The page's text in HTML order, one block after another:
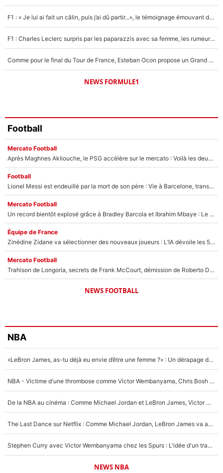
F1 : « Je lui ai fait un câlin, puis j’ai dû partir...», le témoignage émouvant de Max Verstappen sur sa fille
F1 : Charles Leclerc surpris par les paparazzis avec sa femme, les rumeurs étaient vraies !
Comme pour le final du Tour de France, Esteban Ocon propose un Grand Prix de Formule 1 à Paris : «Autour de l’Arc de Triomphe, ce serait génial» !
NEWS FORMULE1
Football
Mercato Football
Après Maghnes Akliouche, le PSG accèlère sur le mercato : Voilà les deux nouvelles recrues qui vont signer la semaine prochaine ?
Football
Lionel Messi est endeuillé par la mort de son père : Vie à Barcelone, transfert au PSG... voilà comment Jorge Messi a joué un rôle essentiel dans sa carrière !
Mercato Football
Un record bientôt explosé grâce à Bradley Barcola et Ibrahim Mbaye : Le PSG sur le point de réaliser un mercato historique ?
Équipe de France
Zinédine Zidane va sélectionner des nouveaux joueurs : L’IA dévoile les 5 cracks qui pourraient rapidement le rejoindre en équipe de France !
Mercato Football
Trahison de Longoria, secrets de Frank McCourt, démission de Roberto De Zerbi : Medhi Benatia se lâche sur son départ de l'OM et fait d'importantes révélations
NEWS FOOTBALL
NBA
«LeBron James, as-tu déjà eu envie d’être une femme ?» : Un dérapage de Donald Trump sur la superstar de la NBA refait surface
NBA - Victime d'une thrombose comme Victor Wembanyama, Chris Bosh prévient le Français des risques sur sa santé : «J’ai failli mourir sur le coup et j’ai été ramené à la vie»
De la NBA au cinéma : Comme Michael Jordan et LeBron James, Victor Wembanyama rêve d'une carrière d'acteur !
The Last Dance sur Netflix : Comme Michael Jordan, LeBron James va avoir le droit à sa série !
Stephen Curry avec Victor Wembanyama chez les Spurs : L'idée d'un trade historique est lancée en NBA !
NEWS NBA